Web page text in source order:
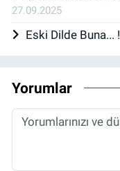
27.09.2025
Eski Dilde Buna... !
Yorumlar